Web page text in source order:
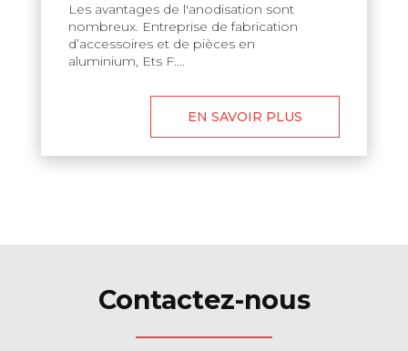
Les avantages de l'anodisation sont
nombreux. Entreprise de fabrication
d’accessoires et de pièces en
aluminium, Ets F....
EN SAVOIR PLUS
Contactez-nous